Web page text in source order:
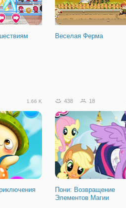
Веселая Ферма
1.66 K 438 18
Пони: Возвращение
Элементов Магии